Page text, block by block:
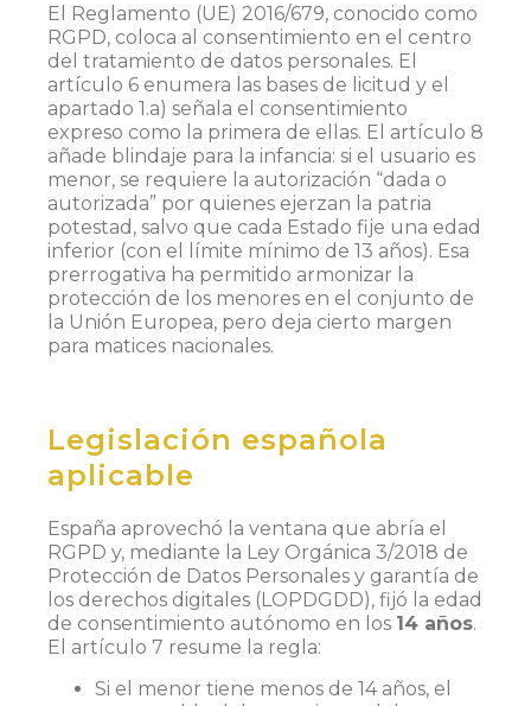
El Reglamento (UE) 2016/679, conocido como
RGPD, coloca al consentimiento en el centro
del tratamiento de datos personales. El
artículo 6 enumera las bases de licitud y el
apartado 1.a) señala el consentimiento
expreso como la primera de ellas. El artículo 8
añade blindaje para la infancia: si el usuario es
menor, se requiere la autorización “dada o
autorizada” por quienes ejerzan la patria
potestad, salvo que cada Estado fije una edad
inferior (con el límite mínimo de 13 años). Esa
prerrogativa ha permitido armonizar la
protección de los menores en el conjunto de
la Unión Europea, pero deja cierto margen
para matices nacionales.
Legislación española
aplicable
España aprovechó la ventana que abría el
RGPD y, mediante la Ley Orgánica 3/2018 de
Protección de Datos Personales y garantía de
los derechos digitales (LOPDGDD), fijó la edad
de consentimiento autónomo en los 14 años.
El artículo 7 resume la regla:
Si el menor tiene menos de 14 años, el